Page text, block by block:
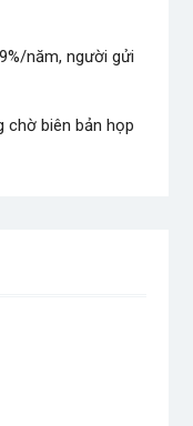
năm, người gửi
chờ biên bản họp